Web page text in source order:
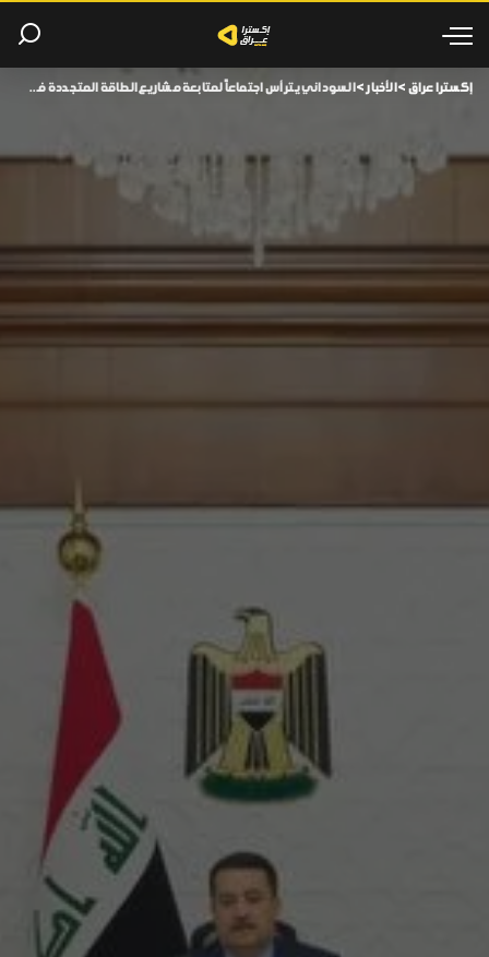
إكسترا عراق >الأخبار>السوداني يترأس اجتماعاً لمتابعة مشاريع الطاقة المتجددة في العراق.